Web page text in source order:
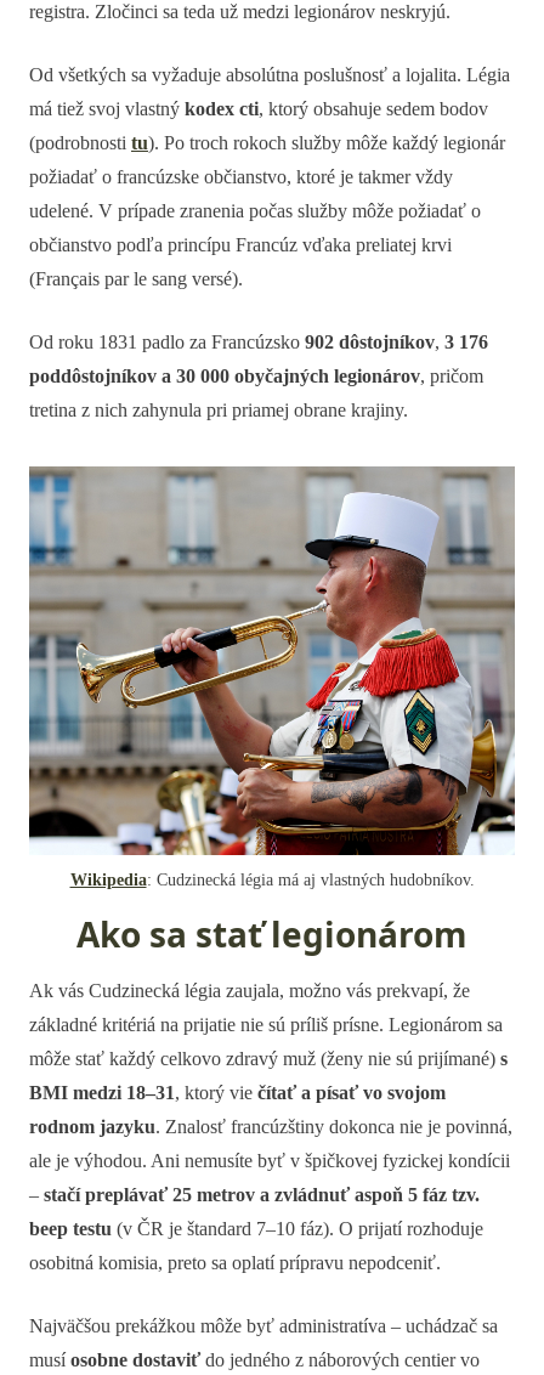
registra. Zločinci sa teda už medzi legionárov neskryjú.
Od všetkých sa vyžaduje absolútna poslušnosť a lojalita. Légia
má tiež svoj vlastný kodex cti, ktorý obsahuje sedem bodov
(podrobnosti tu). Po troch rokoch služby môže každý legionár
požiadať o francúzske občianstvo, ktoré je takmer vždy
udelené. V prípade zranenia počas služby môže požiadať o
občianstvo podľa princípu Francúz vďaka preliatej krvi
(Français par le sang versé).
Od roku 1831 padlo za Francúzsko 902 dôstojníkov, 3 176
poddôstojníkov a 30 000 obyčajných legionárov, pričom
tretina z nich zahynula pri priamej obrane krajiny.
Wikipedia: Cudzinecká légia má aj vlastných hudobníkov.
Ako sa stať legionárom
Ak vás Cudzinecká légia zaujala, možno vás prekvapí, že
základné kritériá na prijatie nie sú príliš prísne. Legionárom sa
môže stať každý celkovo zdravý muž (ženy nie sú prijímané) s
BMI medzi 18–31, ktorý vie čítať a písať vo svojom
rodnom jazyku. Znalosť francúzštiny dokonca nie je povinná,
ale je výhodou. Ani nemusíte byť v špičkovej fyzickej kondícii
– stačí preplávať 25 metrov a zvládnuť aspoň 5 fáz tzv.
beep testu (v ČR je štandard 7–10 fáz). O prijatí rozhoduje
osobitná komisia, preto sa oplatí prípravu nepodceniť.
Najväčšou prekážkou môže byť administratíva – uchádzač sa
musíosobne dostaviťdo jedného z náborových centier vo